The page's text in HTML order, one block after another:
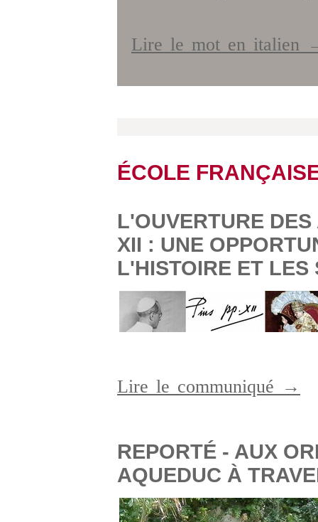
Lire le mot en italien
ÉCOLE
L'OUVERTURE
XII : UNE
L'HISTOIRE ET LES
Lire le communiqué →
REPORTÉ - AUX
AQUEDUC À